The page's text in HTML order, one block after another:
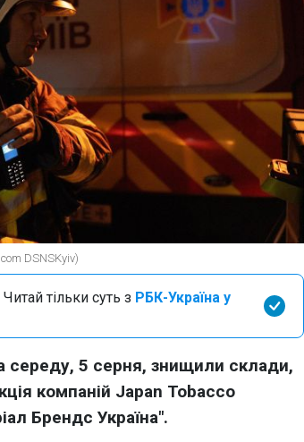
DSNSKyiv)
тільки суть з РБК-Україна у
середу, 5 серня, знищили склади,
компаній Japan Tobacco
Брендс Україна".